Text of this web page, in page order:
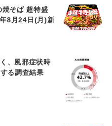
焼そば 超特盛
8月24日(月)新
、風邪症状時
る調査結果